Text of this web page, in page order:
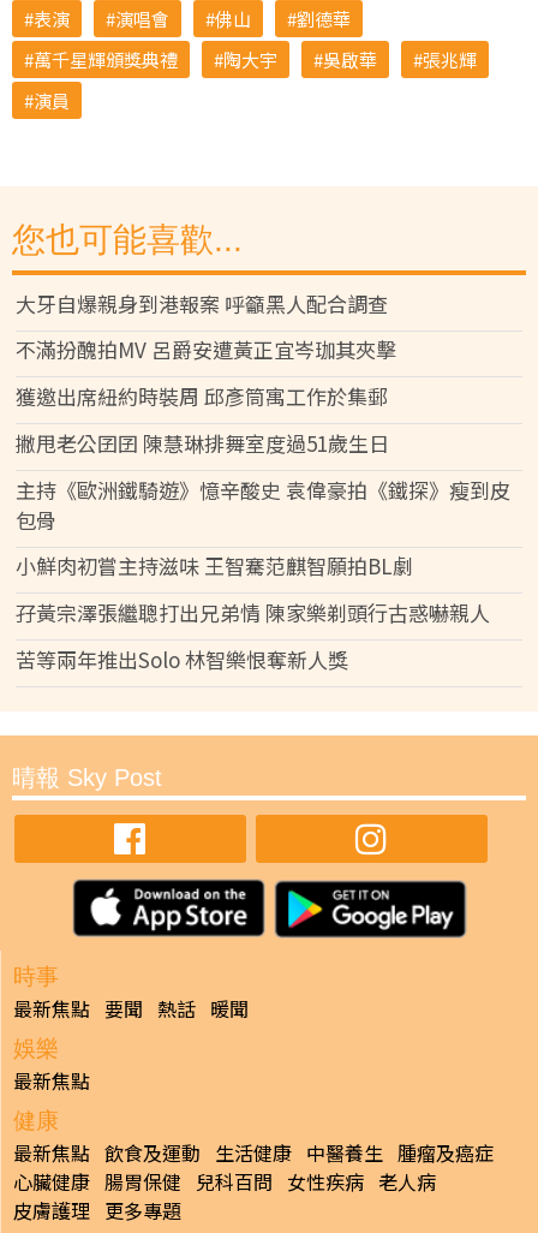
表演 演唱會 佛山
劉德華
萬千星輝頒獎典禮
陶大宇 吳啟華
張兆輝
演員
您也可能喜歡...
大牙自爆親身到港報案 呼籲黑人配合調查
不滿扮醜拍MV 呂爵安遭黃正宜岑珈其夾擊
獲邀出席紐約時裝周 邱彥筒寓工作於集郵
撇甩老公囝囝 陳慧琳排舞室度過51歲生日
主持《歐洲鐵騎遊》憶辛酸史 袁偉豪拍《鐵探》瘦到皮
包骨
小鮮肉初嘗主持滋味 王智騫范麒智願拍BL劇
孖黃宗澤張繼聰打出兄弟情 陳家樂剃頭行古惑嚇親人
苦等兩年推出Solo 林智樂恨奪新人獎
晴報 Sky Post
時事
最新焦點 要聞 熱話 暖聞
娛樂
最新焦點
健康
最新焦點 飲食及運動 生活健康 中醫養生 腫瘤及癌症
心臟健康 腸胃保健 兒科百問 女性疾病 老人病
皮膚護理 更多專題